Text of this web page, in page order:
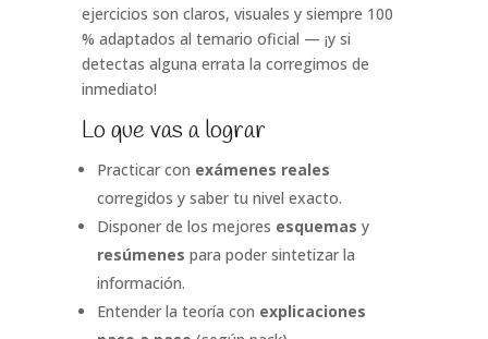
ejercicios son claros, visuales y siempre 100
% adaptados al temario oficial — ¡y si
detectas alguna errata la corregimos de
inmediato!
Lo que vas a lograr
Practicar con exámenes reales
corregidos y saber tu nivel exacto.
Disponer de los mejores esquemas y
resúmenes para poder sintetizar la
información.
Entender la teoría con explicaciones